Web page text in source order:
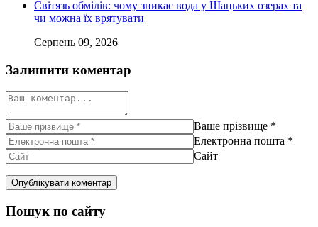
Світязь обмілів: чому зникає вода у Шацьких озерах та
чи можна їх врятувати
Серпень 09, 2026
Залишити коментар
Ваше прізвище *
Електронна пошта *
Сайт
Пошук по сайту